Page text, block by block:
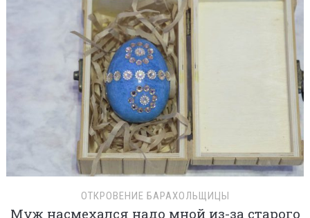
ОТКРОВЕНИЕ БАРАХОЛЬЩИЦЫ
Муж насмехался надо мной из-за старого